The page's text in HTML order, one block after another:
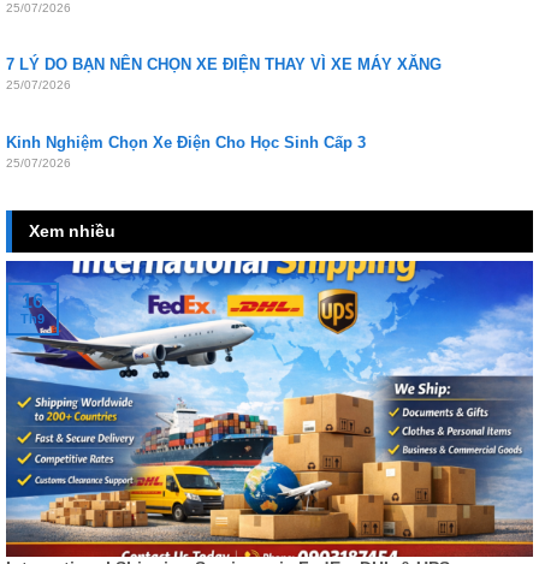
25/07/2026
7 LÝ DO BẠN NÊN CHỌN XE ĐIỆN THAY VÌ XE MÁY XĂNG
25/07/2026
Kinh Nghiệm Chọn Xe Điện Cho Học Sinh Cấp 3
25/07/2026
Xem nhiều
16
Th9